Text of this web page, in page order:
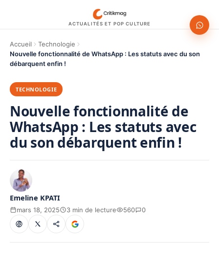
ACTUALITÉS ET POP CULTURE
Accueil
Technologie
Nouvelle fonctionnalité de WhatsApp : Les statuts avec du son
débarquent enfin !
TECHNOLOGIE
Nouvelle fonctionnalité de
WhatsApp : Les statuts avec
du son débarquent enfin !
Emeline KPATI
mars 18, 2025 3 min de lecture 560 0